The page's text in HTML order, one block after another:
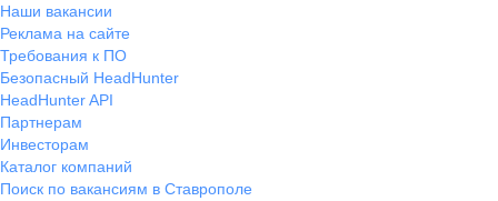
Наши вакансии
Реклама на сайте
Требования к ПО
Безопасный HeadHunter
HeadHunter API
Партнерам
Инвесторам
Каталог компаний
Поиск по вакансиям в Ставрополе